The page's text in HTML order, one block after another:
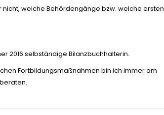
welche Behördengänge bzw. welche ersten
2016 selbständige Bilanzbuchhalterin.
Fortbildungsmaßnahmen bin ich immer am